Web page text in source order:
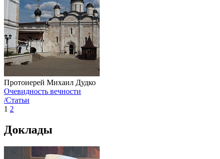
Протоиерей Михаил Дудко
Очевидность вечности
/Статьи
1 2
Доклады